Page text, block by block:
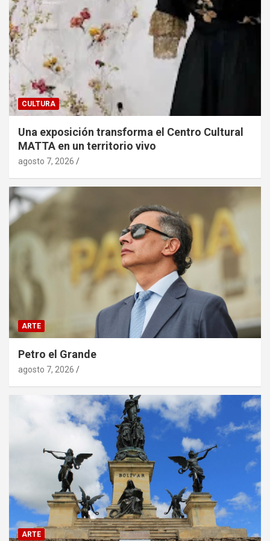
CULTURA
Una exposición transforma el Centro Cultural
MATTA en un territorio vivo
agosto 7, 2026
ARTE
Petro el Grande
agosto 7, 2026
ARTE